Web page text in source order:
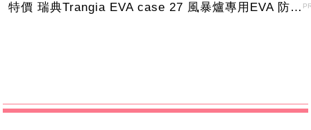
特價 瑞典Trangia EVA case 27 風暴爐專用EVA 防護外盒(小)-黑